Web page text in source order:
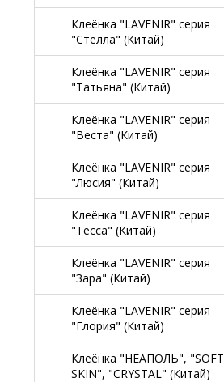
Клеёнка "LAVENIR" серия
"Стелла" (Китай)
Клеёнка "LAVENIR" серия
"Татьяна" (Китай)
Клеёнка "LAVENIR" серия
"Веста" (Китай)
Клеёнка "LAVENIR" серия
"Люсия" (Китай)
Клеёнка "LAVENIR" серия
"Тесса" (Китай)
Клеёнка "LAVENIR" серия
"Зара" (Китай)
Клеёнка "LAVENIR" серия
"Глория" (Китай)
Клеёнка "НЕАПОЛЬ", "SOFT
SKIN", "CRYSTAL" (Китай)